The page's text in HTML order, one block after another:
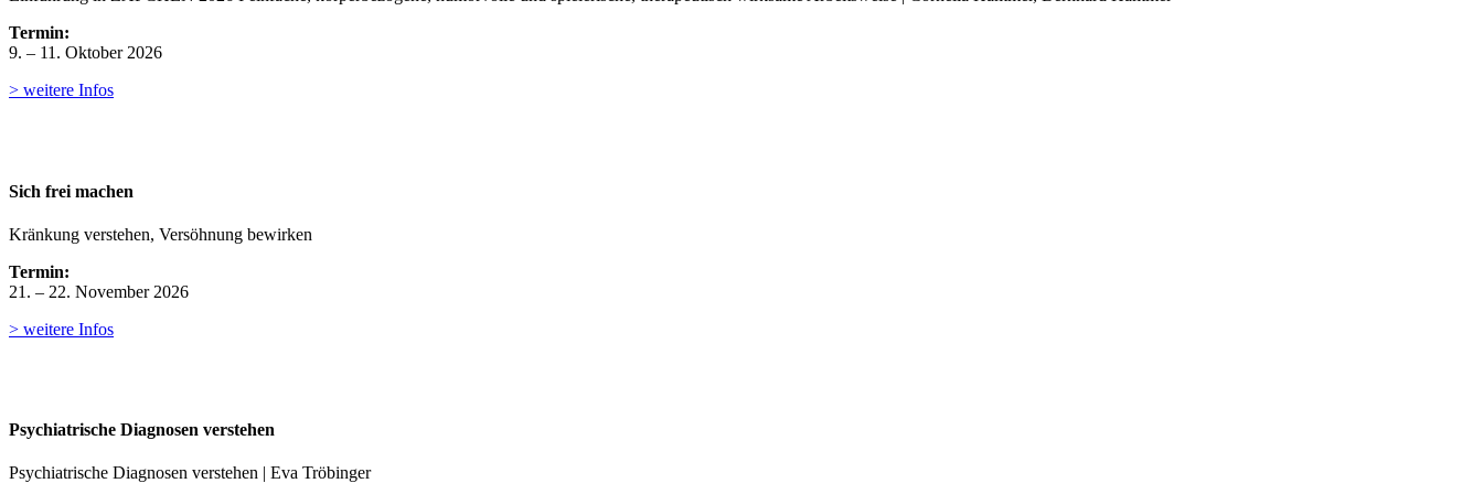
Termin:
9. – 11. Oktober 2026
> weitere Infos
Sich frei machen
Kränkung verstehen, Versöhnung bewirken
Termin:
21. – 22. November 2026
> weitere Infos
Psychiatrische Diagnosen verstehen
Psychiatrische Diagnosen verstehen | Eva Tröbinger